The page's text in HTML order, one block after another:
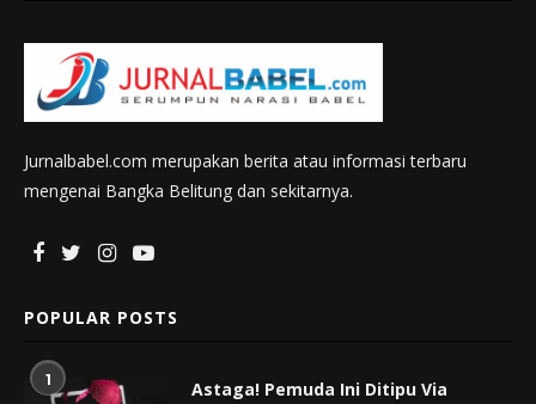
Jurnalbabel.com merupakan berita atau informasi terbaru
mengenai Bangka Belitung dan sekitarnya.
POPULAR POSTS
1
Astaga! Pemuda Ini Ditipu Via